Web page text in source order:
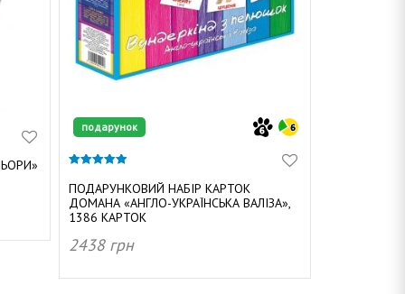
подарунок
з 5
ПОДАРУНКОВИЙ НАБІР КАРТОК
ДОМАНА «АНГЛО-УКРАЇНСЬКА ВАЛІЗА»,
1386 КАРТОК
2438 грн